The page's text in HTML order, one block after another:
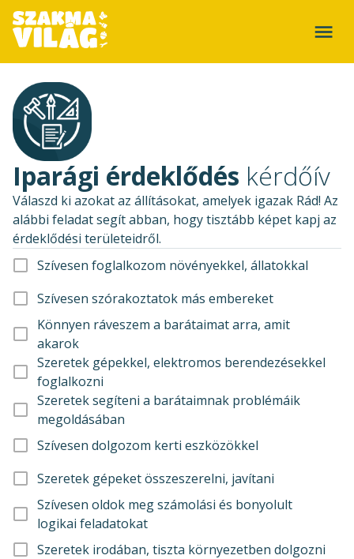
Iparági érdeklődés kérdőív
Válaszd ki azokat az állításokat, amelyek igazak Rád! Az
alábbi feladat segít abban, hogy tisztább képet kapj az
érdeklődési területeidről.
Szívesen foglalkozom növényekkel, állatokkal
Szívesen szórakoztatok más embereket
Könnyen ráveszem a barátaimat arra, amit
akarok
Szeretek gépekkel, elektromos berendezésekkel
foglalkozni
Szeretek segíteni a barátaimnak problémáik
megoldásában
Szívesen dolgozom kerti eszközökkel
Szeretek gépeket összeszerelni, javítani
Szívesen oldok meg számolási és bonyolult
logikai feladatokat
Szeretek irodában, tiszta környezetben dolgozni